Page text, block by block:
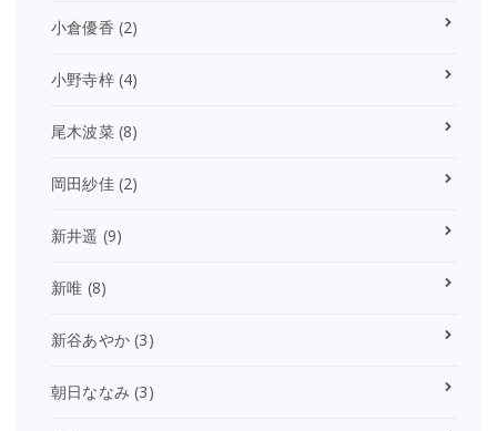
小倉優香 (2)
小野寺梓(4)
尾木波菜(8)
岡田紗佳(2)
新井遥 (9)
新唯 (8)
新谷あやか (3)
朝日ななみ (3)